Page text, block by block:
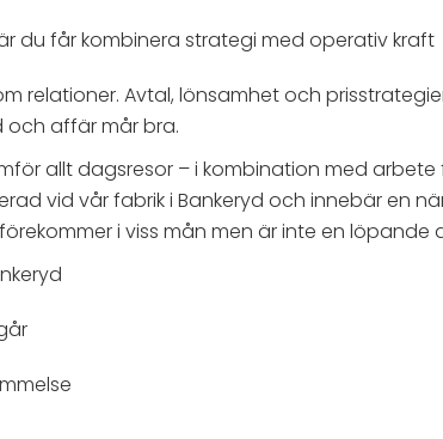
du får kombinera strategi med operativ kraft
relationer. Avtal, lönsamhet och
och affär mår bra.
allt dagsresor – i kombination med
vid vår fabrik i Bankeryd och innebär en
i viss mån men är inte en löpande